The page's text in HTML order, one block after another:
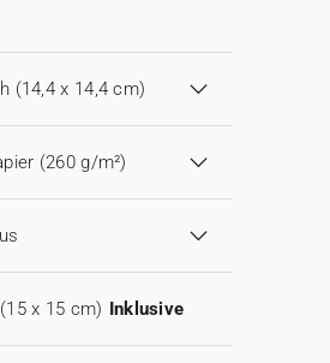
(14,4 x 14,4 cm)
(260 g/m²)
x 15 cm) Inklusive